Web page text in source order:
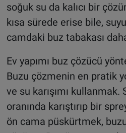
soğuk su da kalıcı bir
kısa sürede erise bile,
camdaki buz tabakası
Ev yapımı buz çözücü
Buzu çözmenin en pratik
ve su karışımı kullanmak.
oranında karıştırıp bir
ön cama püskürtmek,